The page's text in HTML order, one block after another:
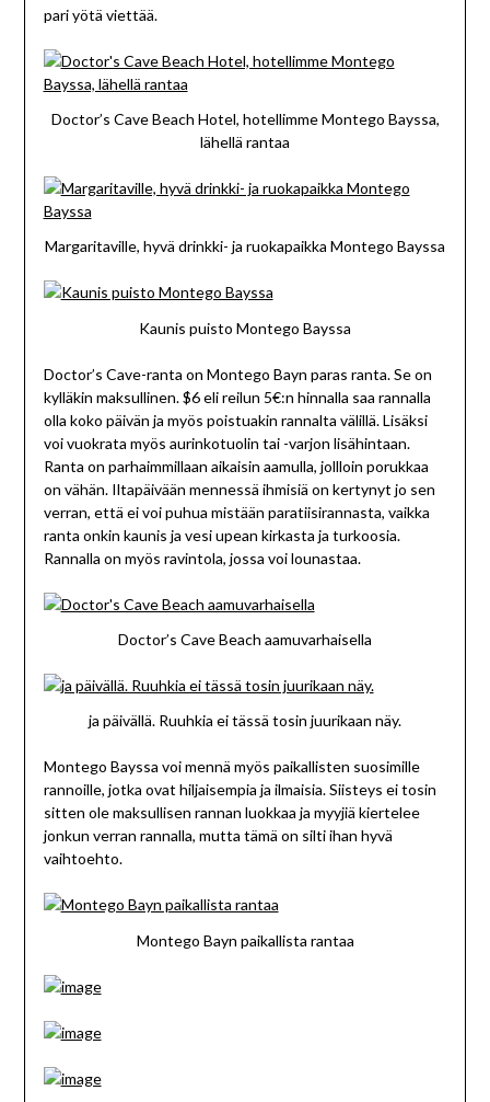
pari yötä viettää.
Doctor’s Cave Beach Hotel, hotellimme Montego Bayssa,
lähellä rantaa
Margaritaville, hyvä drinkki- ja ruokapaikka Montego Bayssa
Kaunis puisto Montego Bayssa
Doctor’s Cave-ranta on Montego Bayn paras ranta. Se on
kylläkin maksullinen. $6 eli reilun 5€:n hinnalla saa rannalla
olla koko päivän ja myös poistuakin rannalta välillä. Lisäksi
voi vuokrata myös aurinkotuolin tai -varjon lisähintaan.
Ranta on parhaimmillaan aikaisin aamulla, jollloin porukkaa
on vähän. Iltapäivään mennessä ihmisiä on kertynyt jo sen
verran, että ei voi puhua mistään paratiisirannasta, vaikka
ranta onkin kaunis ja vesi upean kirkasta ja turkoosia.
Rannalla on myös ravintola, jossa voi lounastaa.
Doctor’s Cave Beach aamuvarhaisella
ja päivällä. Ruuhkia ei tässä tosin juurikaan näy.
Montego Bayssa voi mennä myös paikallisten suosimille
rannoille, jotka ovat hiljaisempia ja ilmaisia. Siisteys ei tosin
sitten ole maksullisen rannan luokkaa ja myyjiä kiertelee
jonkun verran rannalla, mutta tämä on silti ihan hyvä
vaihtoehto.
Montego Bayn paikallista rantaa